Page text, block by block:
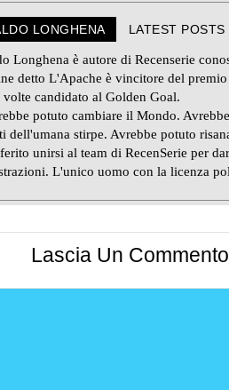
LONGHENA LATEST POSTS
Longhena è autore di Recenserie
detto L'Apache è vincitore del
volte candidato al Golden Goal.
potuto cambiare il Mondo.
dell'umana stirpe. Avrebbe potuto
unirsi al team di RecenSerie per
L'unico uomo con la licenza
Lascia Un Commento